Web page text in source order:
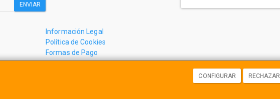
CONFIGURAR RECHAZAR
ENVIAR
Información Legal
Política de Cookies
Formas de Pago